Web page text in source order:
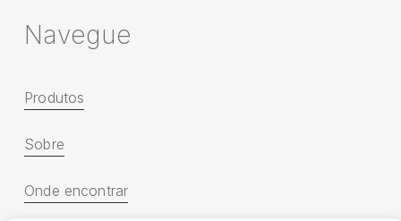
Navegue
Produtos
Sobre
Onde encontrar